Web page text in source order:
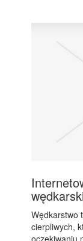
Wędkarstwo
cierpliwych,